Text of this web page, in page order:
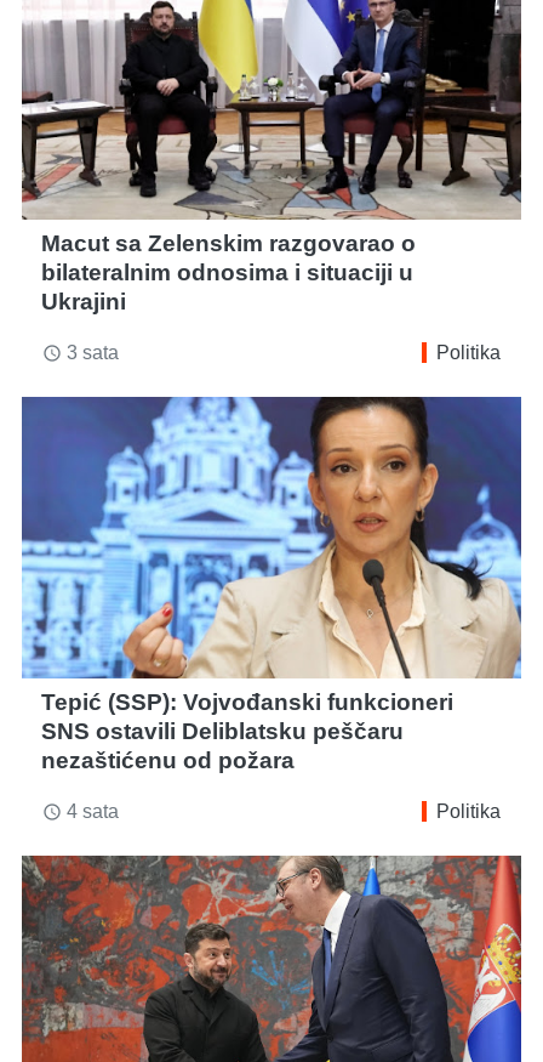
Macut sa Zelenskim razgovarao o
bilateralnim odnosima i situaciji u
Ukrajini
access_time 3 sata Politika
Tepić (SSP): Vojvođanski funkcioneri
SNS ostavili Deliblatsku peščaru
nezaštićenu od požara
access_time 4 sata Politika